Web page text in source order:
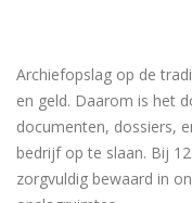
Archiefopslag op de
en geld. Daarom is het
documenten, dossiers,
bedrijf op te slaan. Bij
zorgvuldig bewaard in